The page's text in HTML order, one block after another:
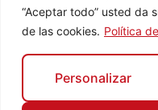
“Aceptar todo” usted da
de las cookies. Política
Personalizar